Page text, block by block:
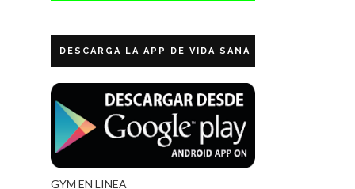
DESCARGA LA APP DE VIDA SANA ECUADOR
GYM EN LINEA